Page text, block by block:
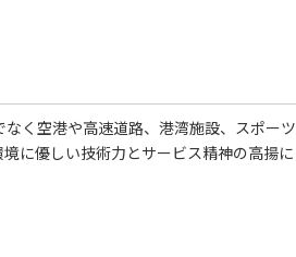
く空港や高速道路、港湾施設、スポーツ
に優しい技術力とサービス精神の高揚に